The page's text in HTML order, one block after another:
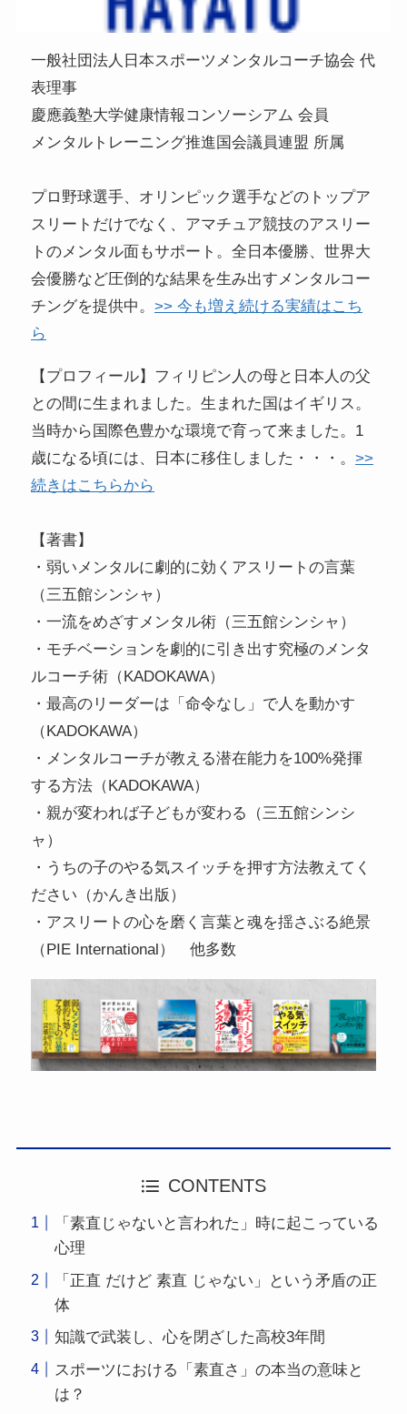
一般社団法人日本スポーツメンタルコーチ協会 代
表理事
慶應義塾大学健康情報コンソーシアム 会員
メンタルトレーニング推進国会議員連盟 所属
プロ野球選手、オリンピック選手などのトップア
スリートだけでなく、アマチュア競技のアスリー
トのメンタル面もサポート。全日本優勝、世界大
会優勝など圧倒的な結果を生み出すメンタルコー
チングを提供中。>> 今も増え続ける実績はこち
ら
【プロフィール】フィリピン人の母と日本人の父
との間に生まれました。生まれた国はイギリス。
当時から国際色豊かな環境で育って来ました。1
歳になる頃には、日本に移住しました・・・。>>
続きはこちらから
【著書】
・弱いメンタルに劇的に効くアスリートの言葉
（三五館シンシャ）
・一流をめざすメンタル術（三五館シンシャ）
・モチベーションを劇的に引き出す究極のメンタ
ルコーチ術（KADOKAWA）
・最高のリーダーは「命令なし」で人を動かす
（KADOKAWA）
・メンタルコーチが教える潜在能力を100%発揮
する方法（KADOKAWA）
・親が変われば子どもが変わる（三五館シンシ
ャ）
・うちの子のやる気スイッチを押す方法教えてく
ださい（かんき出版）
・アスリートの心を磨く言葉と魂を揺さぶる絶景
（PIE International） 他多数
CONTENTS
「素直じゃないと言われた」時に起こっている
心理
「正直 だけど 素直 じゃない」という矛盾の正
体
知識で武装し、心を閉ざした高校3年間
スポーツにおける「素直さ」の本当の意味と
は？